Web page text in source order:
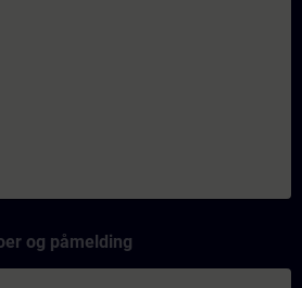
og påmelding